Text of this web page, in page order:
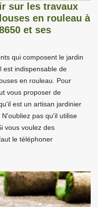
sur les travaux
en rouleau à
et ses
qui composent le jardin
est indispensable de
en rouleau. Pour
vous proposer de
est un artisan jardinier
pas qu'il utilise
vous voulez des
le téléphoner